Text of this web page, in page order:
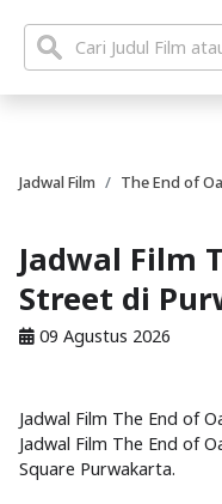
Jadwal Film The End of
Jadwal Film
Street di
09 Agustus 2026
Jadwal Film The End of
Jadwal Film The End of
Square Purwakarta.